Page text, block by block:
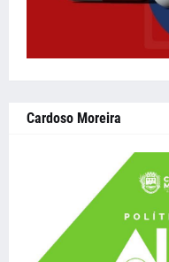
Cardoso Moreira